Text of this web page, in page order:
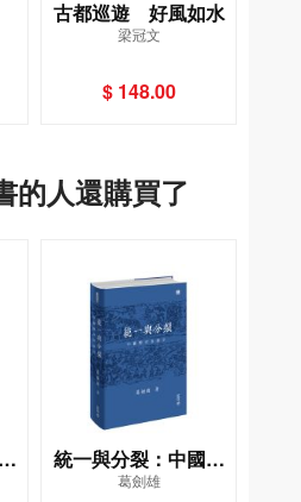
古都巡遊 好風如水
梁冠文
$ 148.00
的人還購買了
統一與分裂：中國歷
史的啟示
葛劍雄